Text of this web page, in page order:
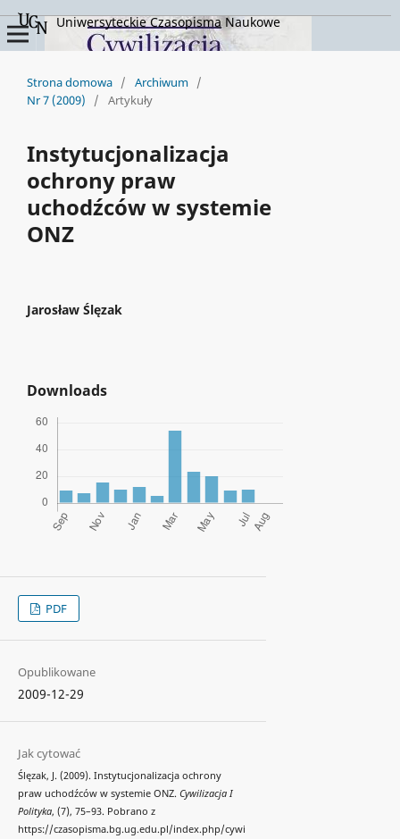
Uniwersyteckie Czasopisma Naukowe
Strona domowa / Archiwum /
Nr 7 (2009)
/ Artykuły
Instytucjonalizacja
ochrony praw
uchodźców w systemie
ONZ
Jarosław Ślęzak
Downloads
PDF
Opublikowane
2009-12-29
Jak cytować
Ślęzak, J. (2009). Instytucjonalizacja ochrony
praw uchodźców w systemie ONZ. Cywilizacja I
Polityka, (7), 75–93. Pobrano z
https://czasopisma.bg.ug.edu.pl/index.php/cywi